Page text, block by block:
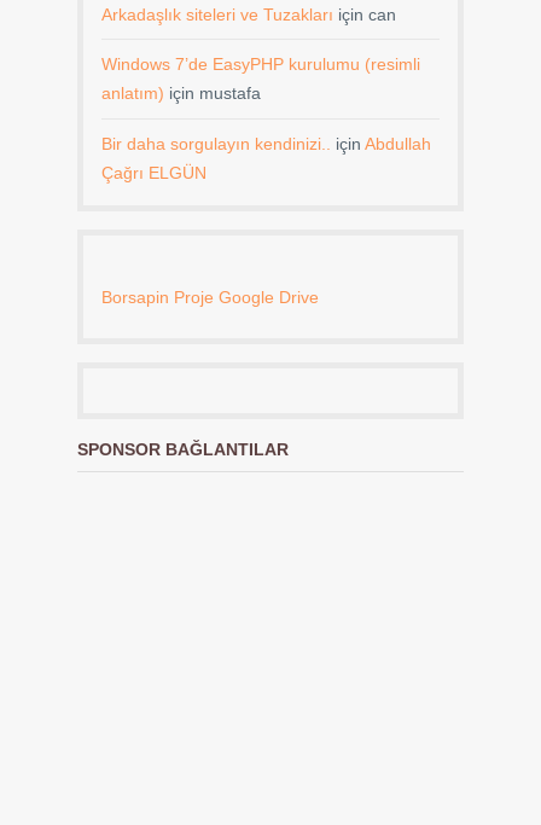
Arkadaşlık siteleri ve Tuzakları için can
Windows 7’de EasyPHP kurulumu (resimli
anlatım) için mustafa
Bir daha sorgulayın kendinizi.. için Abdullah
Çağrı ELGÜN
Borsapin Proje Google Drive
SPONSOR BAĞLANTILAR